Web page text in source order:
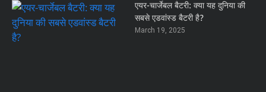
एयर-चार्जेबल बैटरी: क्या यह दुनिया की
सबसे एडवांस्ड बैटरी है?
March 19, 2025